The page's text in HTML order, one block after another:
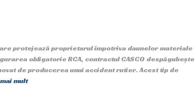
protejează proprietarul împotriva daunelor materiale
obligatorie RCA, contractul CASCO despăgubește
de producerea unui accident rutier. Acest tip de
mult